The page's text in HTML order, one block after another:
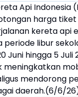
Api Indonesia
harga tiket
kereta api
periode libur
Juni hingga 5 Juli
meningkatkan
mendorong
daerah.(6/6/